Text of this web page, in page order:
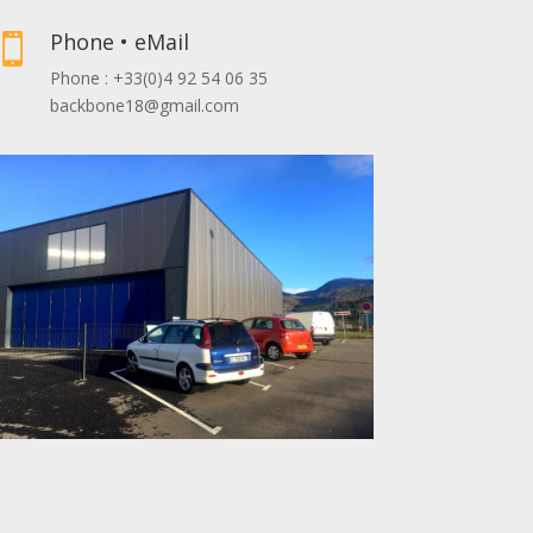
Phone • eMail
Phone : +33(0)4 92 54 06 35
backbone18@gmail.com